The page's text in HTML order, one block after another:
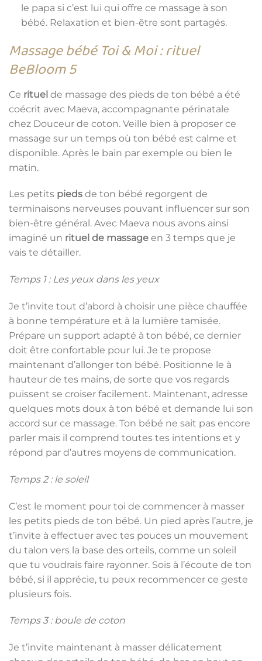
le papa si c’est lui qui offre ce massage à son
bébé. Relaxation et bien-être sont partagés.
Massage bébé Toi & Moi : rituel
BeBloom 5
Ce rituel de massage des pieds de ton bébé a été
coécrit avec Maeva, accompagnante périnatale
chez Douceur de coton. Veille bien à proposer ce
massage sur un temps où ton bébé est calme et
disponible. Après le bain par exemple ou bien le
matin.
Les petits pieds de ton bébé regorgent de
terminaisons nerveuses pouvant influencer sur son
bien-être général. Avec Maeva nous avons ainsi
imaginé un rituel de massage en 3 temps que je
vais te détailler.
Temps 1 : Les yeux dans les yeux
Je t’invite tout d’abord à choisir une pièce chauffée
à bonne température et à la lumière tamisée.
Prépare un support adapté à ton bébé, ce dernier
doit être confortable pour lui. Je te propose
maintenant d’allonger ton bébé. Positionne le à
hauteur de tes mains, de sorte que vos regards
puissent se croiser facilement. Maintenant, adresse
quelques mots doux à ton bébé et demande lui son
accord sur ce massage. Ton bébé ne sait pas encore
parler mais il comprend toutes tes intentions et y
répond par d’autres moyens de communication.
Temps 2 : le soleil
C’est le moment pour toi de commencer à masser
les petits pieds de ton bébé. Un pied après l’autre, je
t’invite à effectuer avec tes pouces un mouvement
du talon vers la base des orteils, comme un soleil
que tu voudrais faire rayonner. Sois à l’écoute de ton
bébé, si il apprécie, tu peux recommencer ce geste
plusieurs fois.
Temps 3 : boule de coton
Je t’invite maintenant à masser délicatement